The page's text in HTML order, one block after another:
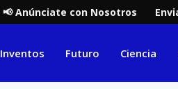
📢 Anúnciate con Nosotros
Inventos Futuro Ciencia